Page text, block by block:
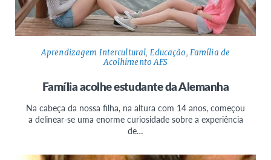
Aprendizagem Intercultural, Educação, Família de
Acolhimento AFS
Família acolhe estudante da Alemanha
Na cabeça da nossa filha, na altura com 14 anos, começou
a delinear-se uma enorme curiosidade sobre a experiência
de…